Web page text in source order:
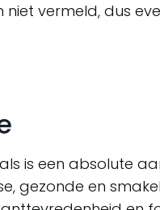
niet vermeld, dus
is een absolute
gezonde en